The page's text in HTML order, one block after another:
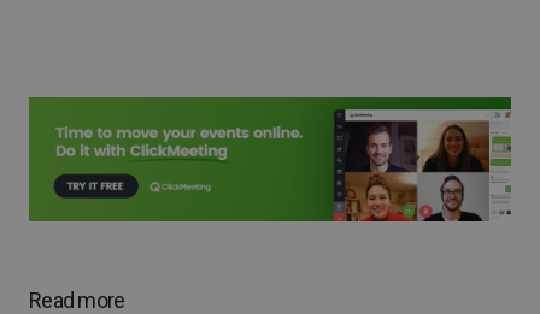
Read more